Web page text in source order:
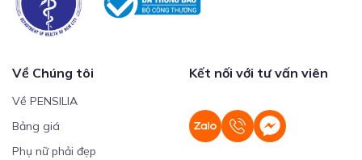
Về Chúng tôi
Về PENSILIA
Bảng giá
Phụ nữ phải đẹp
Kết nối với tư vấn viên